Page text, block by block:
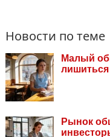
Новости по теме
Малый
лишиться
Рынок